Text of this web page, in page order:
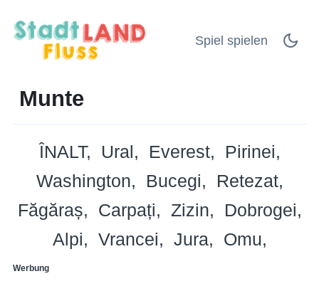
Spiel spielen
Munte
ÎNALT Ural Everest
Pirinei
Washington
Bucegi
Retezat
Făgăraș
Carpați Zizin
Dobrogei
Alpi
Vrancei Jura Omu
Werbung